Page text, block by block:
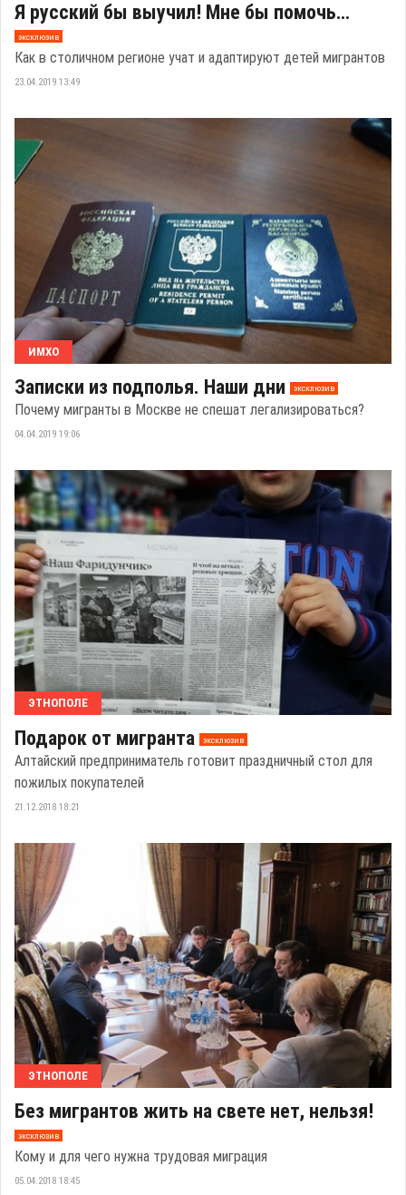
Я русский бы выучил! Мне бы помочь…
эксклюзив
Как в столичном регионе учат и адаптируют детей мигрантов
23.04.2019 13:49
ИМХО
Записки из подполья. Наши дни эксклюзив
Почему мигранты в Москве не спешат легализироваться?
04.04.2019 19:06
ЭТНОПОЛЕ
Подарок от мигранта эксклюзив
Алтайский предприниматель готовит праздничный стол для
пожилых покупателей
21.12.2018 18:21
ЭТНОПОЛЕ
Без мигрантов жить на свете нет, нельзя!
эксклюзив
Кому и для чего нужна трудовая миграция
05.04.2018 18:45